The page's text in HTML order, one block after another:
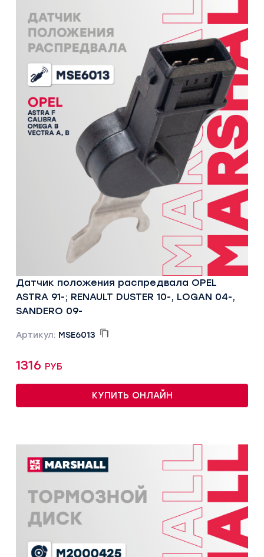
Датчик положения распредвала OPEL
ASTRA 91-; RENAULT DUSTER 10-, LOGAN 04-,
SANDERO 09-
Артикул: MSE6013
1316 руб
КУПИТЬ ОНЛАЙН